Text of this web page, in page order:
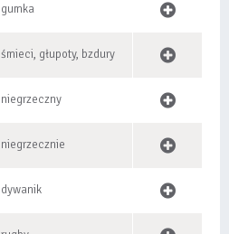
gumka
śmieci, głupoty, bzdury
niegrzeczny
niegrzecznie
dywanik